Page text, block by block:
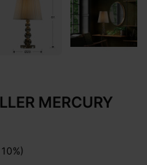
MERCURY